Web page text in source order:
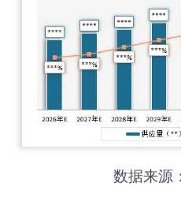
数据来源